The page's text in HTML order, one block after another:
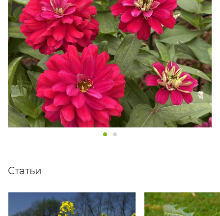
Статьи